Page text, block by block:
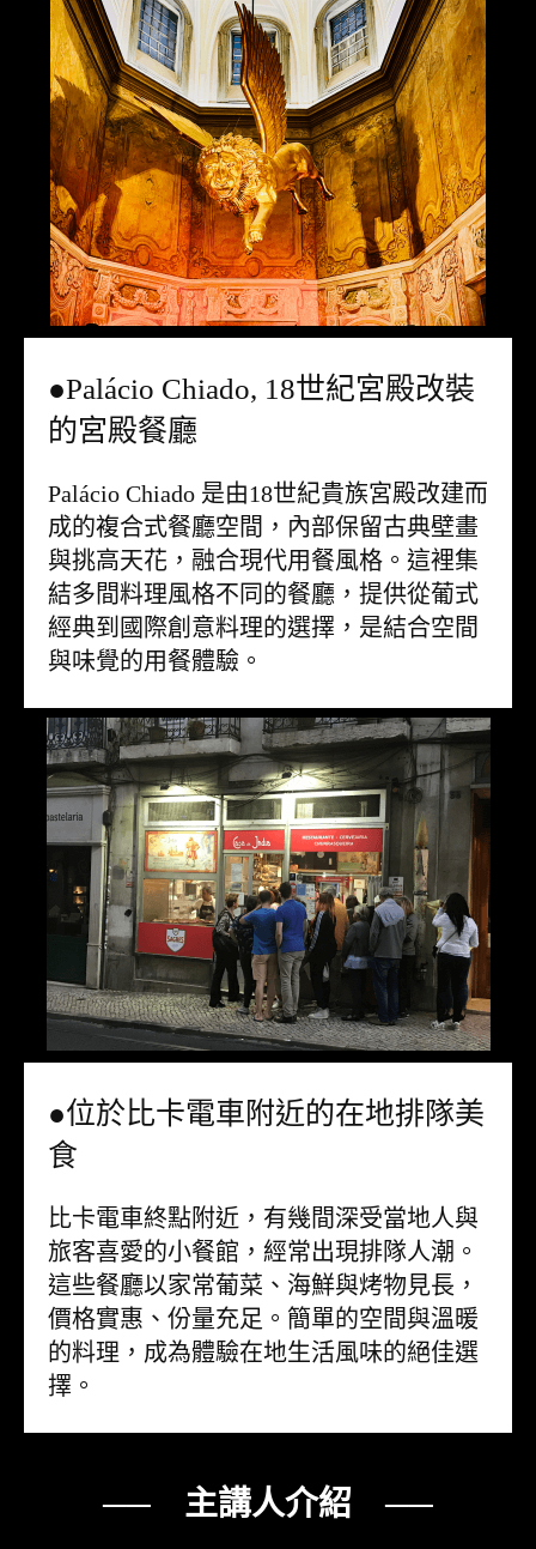
●Palácio Chiado, 18世紀宮殿改裝
的宮殿餐廳
Palácio Chiado 是由18世紀貴族宮殿改建而
成的複合式餐廳空間，內部保留古典壁畫
與挑高天花，融合現代用餐風格。這裡集
結多間料理風格不同的餐廳，提供從葡式
經典到國際創意料理的選擇，是結合空間
與味覺的用餐體驗。
●位於比卡電車附近的在地排隊美
食
比卡電車終點附近，有幾間深受當地人與
旅客喜愛的小餐館，經常出現排隊人潮。
這些餐廳以家常葡菜、海鮮與烤物見長，
價格實惠、份量充足。簡單的空間與溫暖
的料理，成為體驗在地生活風味的絕佳選
擇。
── 主講人介紹 ──